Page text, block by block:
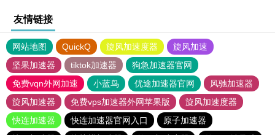
友情链接
网站地图 QuickQ 旋风加速度器
旋风加速
坚果加速器
tiktok加速器
狗急加速器官网
免费vqn外网加速
小蓝鸟 优途加速器官网
风驰加速器
旋风加速器
免费vps加速器外网苹果版
旋风加速度器
快连加速器
快连加速器官网入口
原子加速器